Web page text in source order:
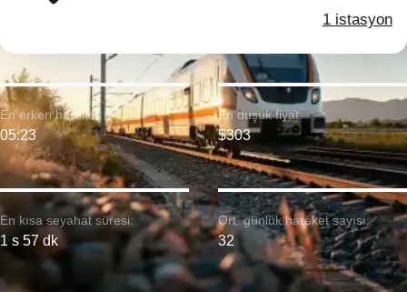
1 istasyon
En kısa seyahat süresi:
1 s 57 dk
En erken hareket:
05:23
En düşük fiyat:
$303
Ort. günlük hareket sayısı:
32